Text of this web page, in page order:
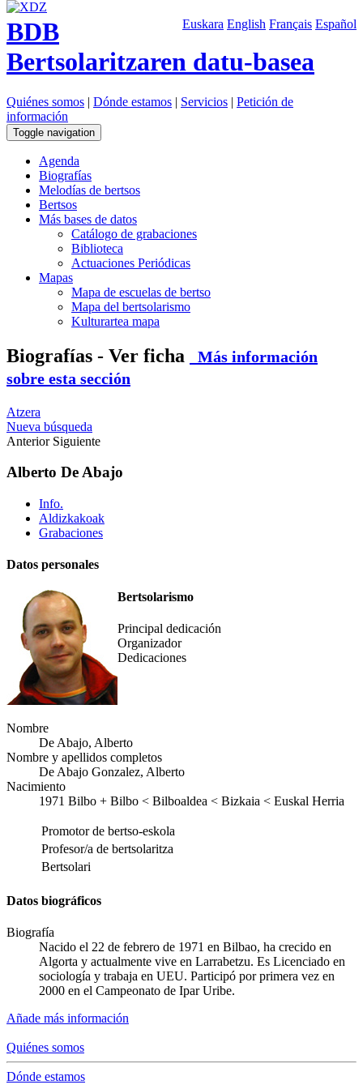
Euskara English Français Español
BDB
Bertsolaritzaren datu-basea
Quiénes somos | Dónde estamos | Servicios | Petición de
información
Toggle navigation
Agenda
Biografías
Melodías de bertsos
Bertsos
Más bases de datos
Catálogo de grabaciones
Biblioteca
Actuaciones Periódicas
Mapas
Mapa de escuelas de bertso
Mapa del bertsolarismo
Kulturartea mapa
Biografías - Ver ficha
Más información
sobre esta sección
Atzera
Nueva búsqueda
Anterior Siguiente
Alberto De Abajo
Info.
Aldizkakoak
Grabaciones
Datos personales
Nombre
De Abajo, Alberto
Nombre y apellidos completos
De Abajo Gonzalez, Alberto
Nacimiento
1971 Bilbo + Bilbo < Bilboaldea < Bizkaia < Euskal Herria
Bertsolarismo
Principal dedicación
Organizador
Dedicaciones
Promotor de bertso-eskola
Profesor/a de bertsolaritza
Bertsolari
Datos biográficos
Biografía
Nacido el 22 de febrero de 1971 en Bilbao, ha crecido en
Algorta y actualmente vive en Larrabetzu. Es Licenciado en
sociología y trabaja en UEU. Participó por primera vez en
2000 en el Campeonato de Ipar Uribe.
Añade más información
Quiénes somos
Dónde estamos